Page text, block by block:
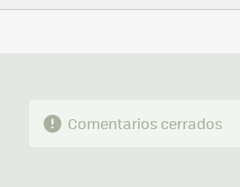
FACEBOOK
TWITTERFLIPBOARD
E-
WHATSAPP
Comentarios cerrados